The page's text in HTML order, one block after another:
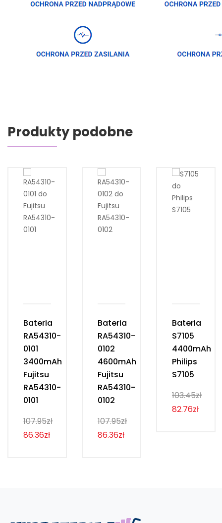
Produkty podobne
Bateria
RA54310-
0101
3400mAh
Fujitsu
RA54310-
0101
107.95zł
86.36zł
Bateria
RA54310-
0102
4600mAh
Fujitsu
RA54310-
0102
107.95zł
86.36zł
Bateria
S7105
4400mAh
Philips
S7105
103.45zł
82.76zł